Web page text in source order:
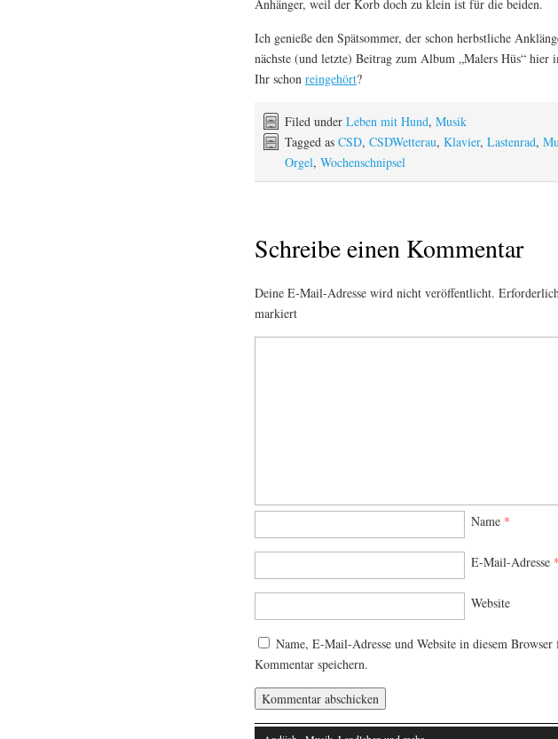
Anhänger, weil der Korb doch zu klein ist für die beiden.
Ich genieße den Spätsommer, der schon herbstliche
nächste (und letzte) Beitrag zum Album „Malers Hüs“ hier
Ihr schon reingehört?
Filed under Leben mit Hund, Musik
Tagged as CSD, CSDWetterau, Klavier, Lastenrad,
Orgel, Wochenschnipsel
Schreibe einen Kommentar
Deine E-Mail-Adresse wird nicht veröffentlicht.
markiert
Name *
E-Mail-Adresse *
Website
Name, E-Mail-Adresse und Website in diesem Browser
Kommentar speichern.